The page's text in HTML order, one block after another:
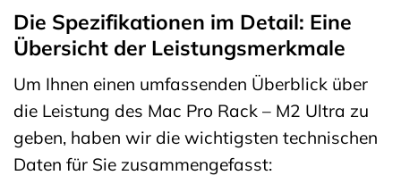
Die Spezifikationen im Detail: Eine
Übersicht der Leistungsmerkmale
Um Ihnen einen umfassenden Überblick über
die Leistung des Mac Pro Rack – M2 Ultra zu
geben, haben wir die wichtigsten technischen
Daten für Sie zusammengefasst: